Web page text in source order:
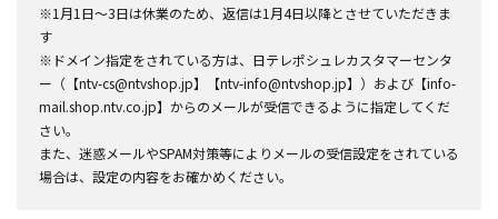
※1月1日～3日は休業のため、返信は1月4日以降とさせていただきま
す
※ドメイン指定をされている方は、日テレポシュレカスタマーセンタ
ー（【ntv-cs@ntvshop.jp】【ntv-info@ntvshop.jp】）および【info-
mail.shop.ntv.co.jp】からのメールが受信できるように指定してくだ
さい。
また、迷惑メールやSPAM対策等によりメールの受信設定をされている
場合は、設定の内容をお確かめください。